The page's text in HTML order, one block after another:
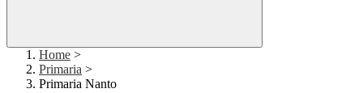
Home >
Primaria >
Primaria Nanto